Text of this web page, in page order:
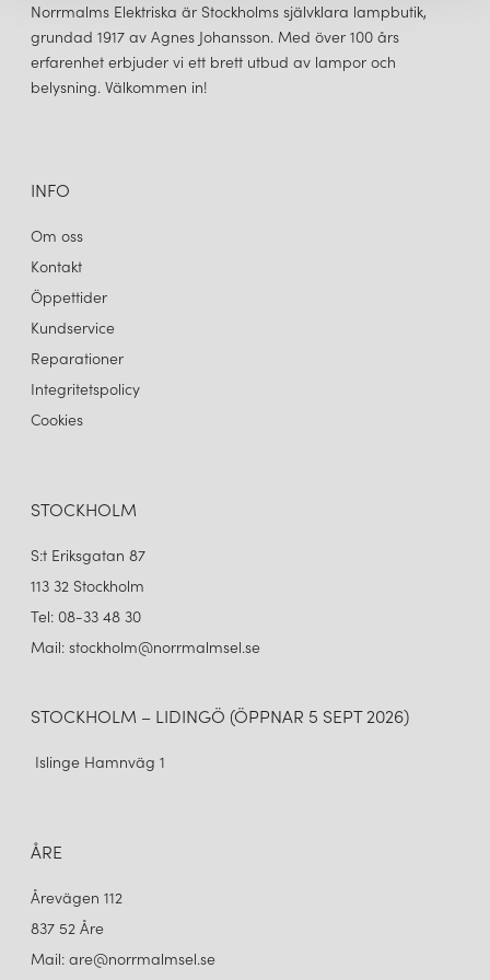
Norrmalms Elektriska är Stockholms självklara lampbutik,
grundad 1917 av Agnes Johansson. Med över 100 års
erfarenhet erbjuder vi ett brett utbud av lampor och
belysning. Välkommen in!
INFO
Om oss
Kontakt
Öppettider
Kundservice
Reparationer
Integritetspolicy
Cookies
STOCKHOLM
S:t Eriksgatan 87
113 32 Stockholm
Tel: 08-33 48 30
Mail: stockholm@norrmalmsel.se
STOCKHOLM – LIDINGÖ (ÖPPNAR 5 SEPT 2026)
Islinge Hamnväg 1
ÅRE
Årevägen 112
837 52 Åre
Mail: are@norrmalmsel.se